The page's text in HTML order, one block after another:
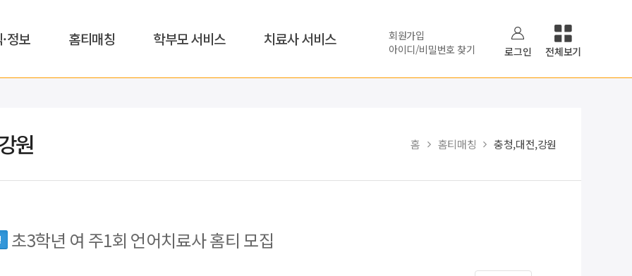
정보 홈티매칭 학부모 서비스 치료사 서비스
회원가입
아이디/비밀번호 찾기
로그인 전체보기
원 홈 홈티매칭 충청,대전,강원
초3학년 여 주1회 언어치료사 홈티 모집